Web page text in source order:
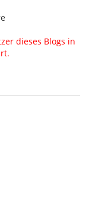
dieses Blogs in